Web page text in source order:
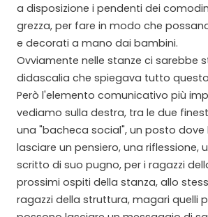
a disposizione i pendenti dei
grezza, per fare in modo che
e decorati a mano dai bambini.
Ovviamente nelle stanze ci sarebbe
didascalia che spiegava tutto
Però l'elemento comunicativo più
vediamo sulla destra, tra le due
una "bacheca social", un posto dove
lasciare un pensiero, una riflessione,
scritto di suo pugno, per i ragazzi
prossimi ospiti della stanza, allo
ragazzi della struttura, magari quelli